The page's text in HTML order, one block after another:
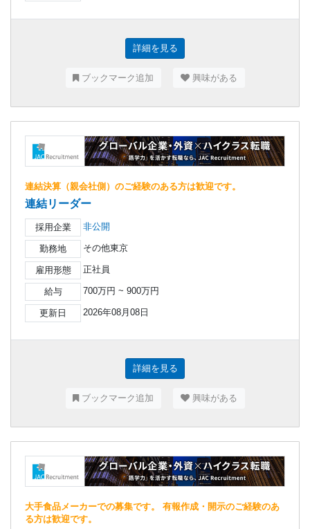
詳細を見る
ブックマーク追加 興味がある
連結決算（親会社側）のご経験のある方は歓迎です。
連結リーダー
採用企業 非公開
勤務地 その他東京
雇用形態 正社員
給与 700万円 ~ 900万円
更新日 2026年08月08日
詳細を見る
ブックマーク追加 興味がある
大手食品メーカーでの募集です。 有報作成・開示のご経験のあ
る方は歓迎です。